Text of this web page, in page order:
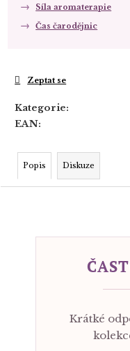
Síla aromaterapie
Čas čarodějnic
Kategorie:
EAN:
Zeptat se
Popis Diskuze
Krátké